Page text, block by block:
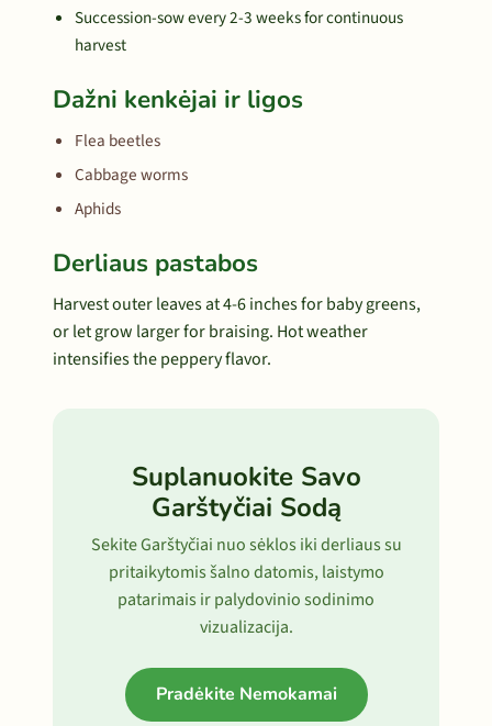
Succession-sow every 2-3 weeks for continuous
harvest
Dažni kenkėjai ir ligos
Flea beetles
Cabbage worms
Aphids
Derliaus pastabos
Harvest outer leaves at 4-6 inches for baby greens,
or let grow larger for braising. Hot weather
intensifies the peppery flavor.
Suplanuokite Savo
Garštyčiai Sodą
Sekite Garštyčiai nuo sėklos iki derliaus su
pritaikytomis šalno datomis, laistymo
patarimais ir palydovinio sodinimo
vizualizacija.
Pradėkite Nemokamai